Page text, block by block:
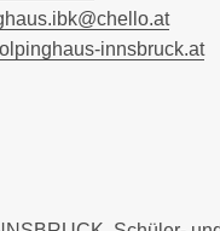
innsbruck.at